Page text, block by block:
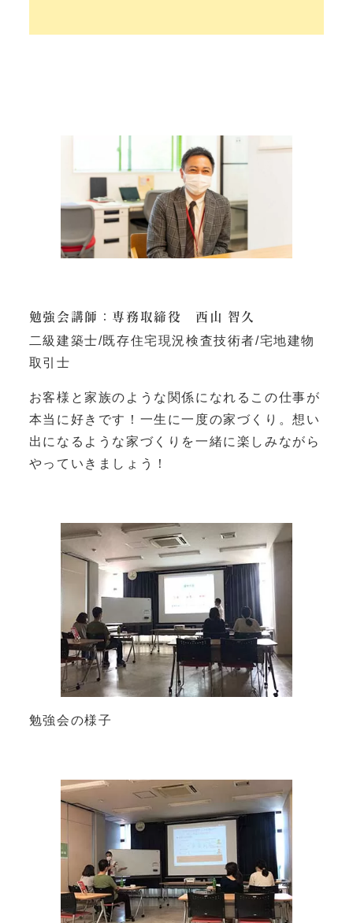
勉強会講師：専務取締役 西山 智久
二級建築士/既存住宅現況検査技術者/宅地建物
取引士
お客様と家族のような関係になれるこの仕事が
本当に好きです！一生に一度の家づくり。想い
出になるような家づくりを一緒に楽しみながら
やっていきましょう！
勉強会の様子